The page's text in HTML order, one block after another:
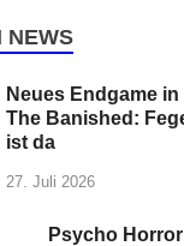
NEWS
Neues Endgame
The Banished:
ist da
27. Juli 2026
Psycho